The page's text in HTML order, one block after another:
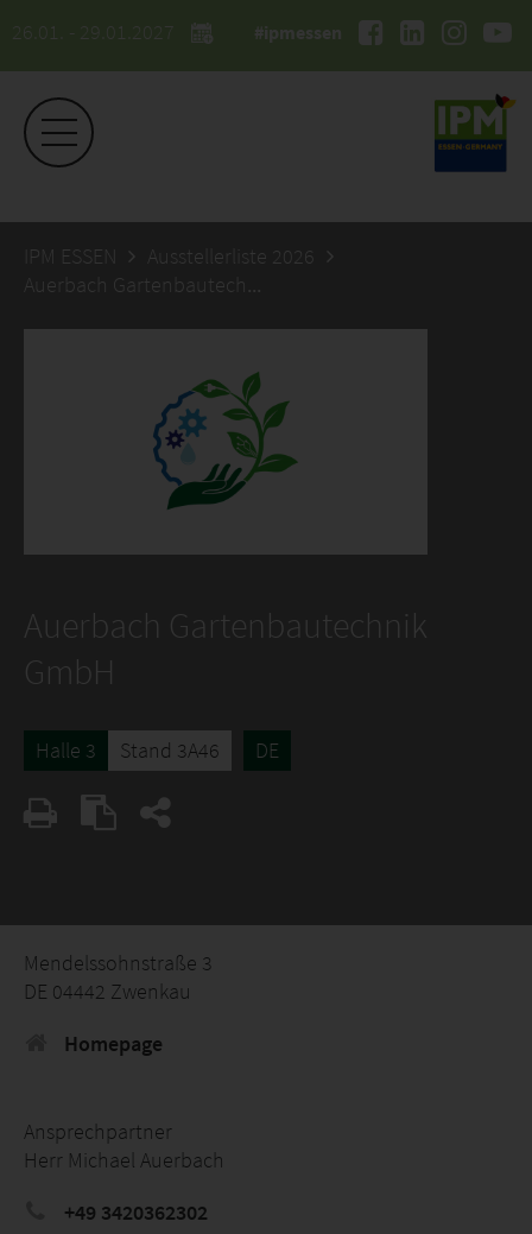
26.01. - 29.01.2027 #ipmessen
IPM ESSEN
Ausstellerliste 2026
Auerbach Gartenbautechnik GmbH
Auerbach Gartenbautechnik
GmbH
Halle 3 Stand 3A46 DE
Mendelssohnstraße 3
DE 04442 Zwenkau
Homepage
Ansprechpartner
Herr Michael Auerbach
+49 3420362302